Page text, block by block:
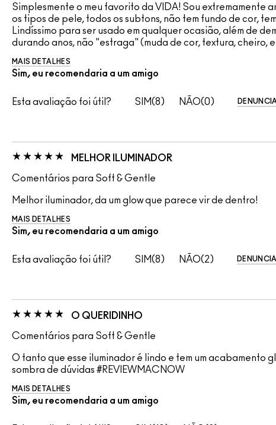
Simplesmente o meu favorito da VIDA! Sou extremamente
os tipos de pele, todos os subtons, não tem fundo de cor,
Lindíssimo para ser usado em qualquer ocasião, além de
durando anos, não "estraga" (muda de cor, textura, cheiro,
MAIS DETALHES
Sim, eu recomendaria a um amigo
Esta avaliação foi útil? 8 0
MELHOR ILUMINADOR
Comentários para Soft & Gentle
Melhor iluminador, da um glow que parece vir de dentro!
MAIS DETALHES
Sim, eu recomendaria a um amigo
Esta avaliação foi útil? 8 2
O QUERIDINHO
Comentários para Soft & Gentle
O tanto que esse iluminador é lindo e tem um acabamento
sombra de dúvidas #REVIEWMACNOW
MAIS DETALHES
Sim, eu recomendaria a um amigo